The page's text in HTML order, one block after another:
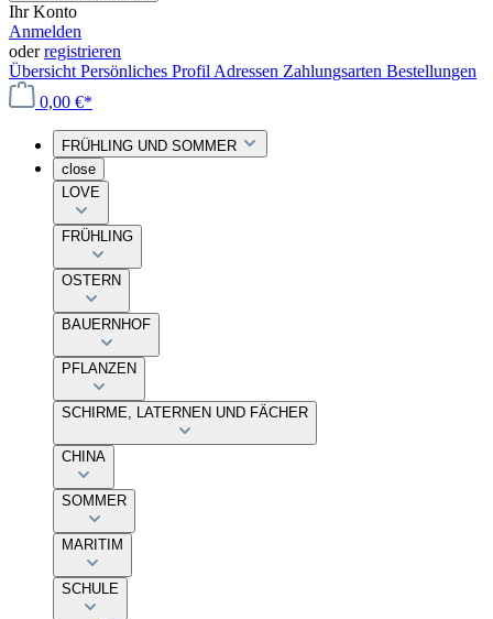
Ihr Konto
Anmelden
oderregistrieren
Übersicht Persönliches Profil Adressen Zahlungsarten Bestellungen
0,00 €*
FRÜHLING UND SOMMER
close
LOVE
FRÜHLING
OSTERN
BAUERNHOF
PFLANZEN
SCHIRME, LATERNEN UND FÄCHER
CHINA
SOMMER
MARITIM
SCHULE